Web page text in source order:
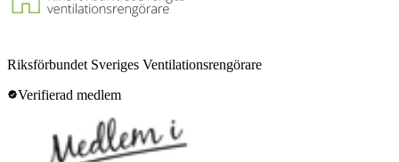
Riksförbundet Sveriges Ventilationsrengörare
Verifierad medlem